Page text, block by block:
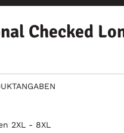
Checked
2XL - 8XL